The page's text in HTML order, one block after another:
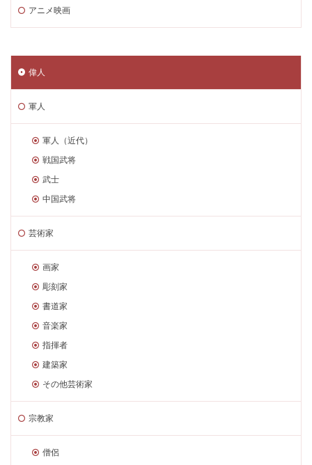
アニメ映画
偉人
軍人
軍人（近代）
戦国武将
武士
中国武将
芸術家
画家
彫刻家
書道家
音楽家
指揮者
建築家
その他芸術家
宗教家
僧侶